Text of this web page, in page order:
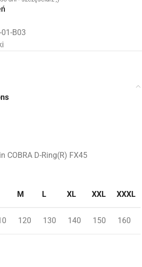
01-B03
COBRA D-Ring(R) FX45
M L XL XXL XXXL
120 130 140 150 160